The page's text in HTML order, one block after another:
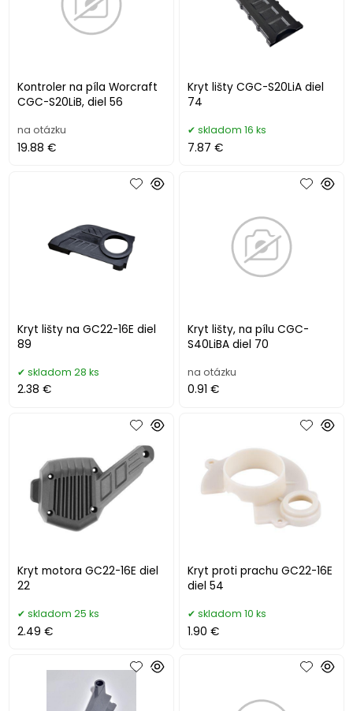
Kontroler na píla Worcraft
CGC-S20LiB, diel 56
na otázku
19.88 €
Kryt lišty CGC-S20LiA diel
74
skladom 16 ks
7.87 €
Kryt lišty na GC22-16E diel
89
skladom 28 ks
2.38 €
Kryt lišty, na pílu CGC-
S40LiBA diel 70
na otázku
0.91 €
Kryt motora GC22-16E diel
22
skladom 25 ks
2.49 €
Kryt proti prachu GC22-16E
diel 54
skladom 10 ks
1.90 €